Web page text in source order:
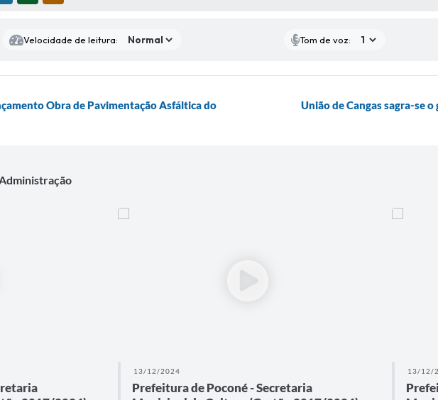
Velocidade de leitura: Tom de voz:
Obra de Pavimentação Asfáltica do
União de Cangas sagra-se
13/12/2024
Prefeitura de Poconé - Secretaria
13/12/